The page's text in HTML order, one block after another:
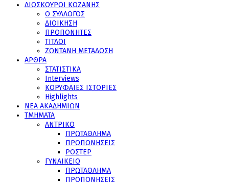
ΔΙΟΣΚΟΥΡΟΙ ΚΟΖΑΝΗΣ
Ο ΣΥΛΛΟΓΟΣ
ΔΙΟΙΚΗΣΗ
ΠΡΟΠΟΝΗΤΕΣ
ΤΙΤΛΟΙ
ΖΩΝΤΑΝΗ ΜΕΤΑΔΟΣΗ
ΑΡΘΡΑ
ΣΤΑΤΙΣΤΙΚΑ
Interviews
ΚΟΡΥΦΑΙΕΣ ΙΣΤΟΡΙΕΣ
Highlights
ΝΕΑ ΑΚΑΔΗΜΙΩΝ
ΤΜΗΜΑΤΑ
ΑΝΤΡΙΚΟ
ΠΡΩΤΑΘΛΗΜΑ
ΠΡΟΠΟΝΗΣΕΙΣ
ΡΟΣΤΕΡ
ΓΥΝΑΙΚΕΙΟ
ΠΡΩΤΑΘΛΗΜΑ
ΠΡΟΠΟΝΗΣΕΙΣ